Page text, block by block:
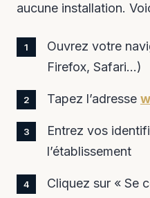
aucune installation.
Ouvrez votre
Firefox, Safari…)
Tapez l’adresse
Entrez vos
l’établissement
Cliquez sur « Se